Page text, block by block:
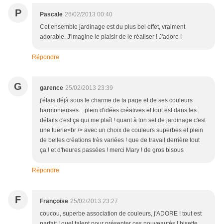
P Pascale 26/02/2013 00:40
Cet ensemble jardinage est du plus bel effet, vraiment
adorable. J'imagine le plaisir de le réaliser ! J'adore !
Répondre
G garence 25/02/2013 23:39
j'étais déjà sous le charme de ta page et de ses couleurs
harmonieuses... plein d'idées créatives et tout est dans les
détails c'est ça qui me plaît ! quant à ton set de jardinage c'est
une tuerie<br /> avec un choix de couleurs superbes et plein
de belles créations très variées ! que de travail derrière tout
ça ! et d'heures passées ! merci Mary ! de gros bisous
Répondre
F Françoise 25/02/2013 23:27
coucou, superbe association de couleurs, j'ADORE ! tout est